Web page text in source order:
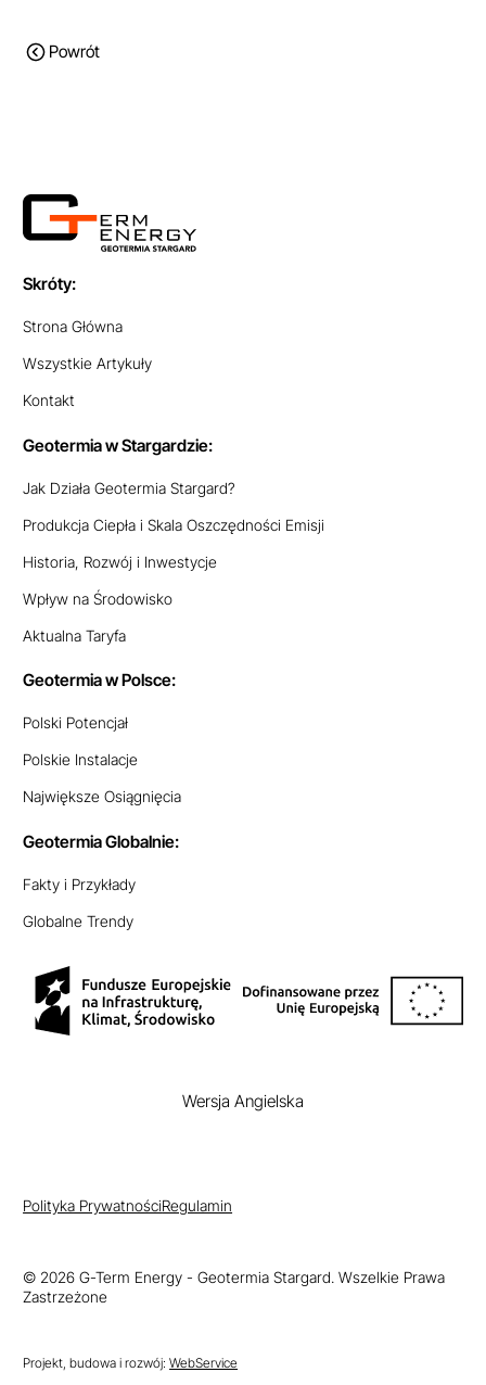
Powrót
Skróty:
Strona Główna
Wszystkie Artykuły
Kontakt
Geotermia w Stargardzie:
Jak Działa Geotermia Stargard?
Produkcja Ciepła i Skala Oszczędności Emisji
Historia, Rozwój i Inwestycje
Wpływ na Środowisko
Aktualna Taryfa
Geotermia w Polsce:
Polski Potencjał
Polskie Instalacje
Największe Osiągnięcia
Geotermia Globalnie:
Fakty i Przykłady
Globalne Trendy
Wersja Angielska
© 2026 G-Term Energy - Geotermia Stargard. Wszelkie Prawa
Zastrzeżone
Polityka PrywatnościRegulamin
Projekt, budowa i rozwój:WebService